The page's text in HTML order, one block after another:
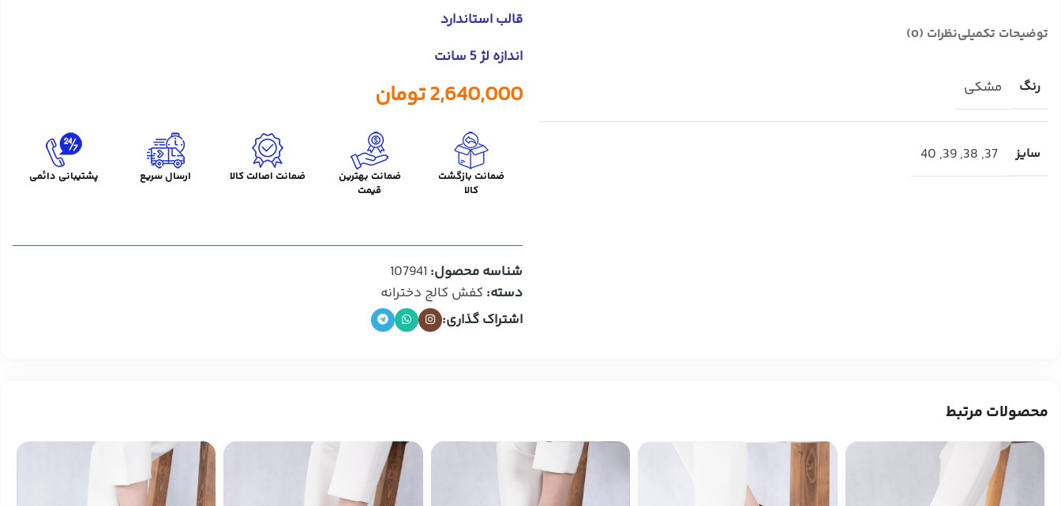
توضیحات تکمیلینظرات (0)
رنگ مشکی
سایز 37
,
38
,
39
,
40
قالب استاندارد
اندازه لژ 5 سانت
2,640,000تومان
ضمانت بازگشت
کالا
ضمانت بهترین
قیمت
ضمانت اصالت کالا ارسال سریع پشتیبانی دائمی
شناسه محصول: 107941
دسته: کفش کالج دخترانه
اشتراک گذاری:
محصولات مرتبط